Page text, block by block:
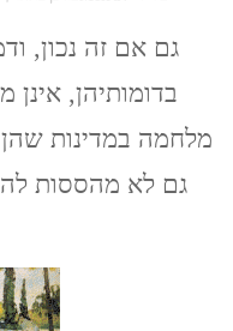
גם אם זה נכון,
בדומותיהן,
מלחמה במדינות
גם לא מהססות